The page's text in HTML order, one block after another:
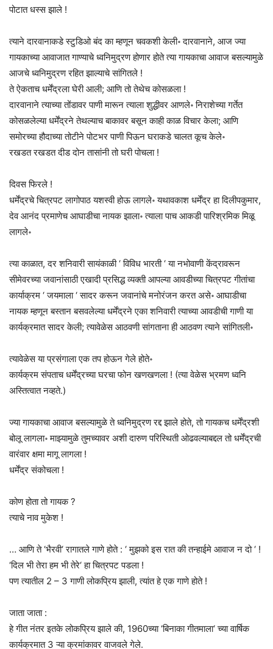
पोटात धस्स झाले !
त्याने दारवानाकडे स्टुडिओ बंद का म्हणून चवकशी केली॰ दारवानाने, आज ज्या
गायकाच्या आवाजात गाण्याचे ध्वनिमुद्रण होणार होते त्या गायकाचा आवाज बसल्यामुळे
आजचे ध्वनिमुद्रण रहित झाल्याचे सांगितले !
ते ऐकताच धर्मेंद्रला घेरी आली; आणि तो तेथेच कोसळला !
दारवानाने त्याच्या तोंडावर पाणी मारून त्याला शुद्धीवर आणले॰ निराशेच्या गर्तेत
कोसळलेल्या धर्मेंद्रने तेथल्याच बाकावर बसून काही काळ विचार केला; आणि
समोरच्या हौदाच्या तोटीने पोटभर पाणी पिऊन घराकडे चालत कूच केले॰
रखडत रखडत दीड दोन तासांनी तो घरी पोचला !
दिवस फिरले !
धर्मेंद्रचे चित्रपट लागोपाठ यशस्वी होऊ लागले॰ यथावकाश धर्मेंद्र हा दिलीपकुमार,
देव आनंद प्रमाणेच आघाडीचा नायक झाला॰ त्याला पाच आकडी पारिश्रमिक मिळू
लागले॰
त्या काळात, दर शनिवारी सायंकाळी ‘ विविध भारती ‘ या नभोवाणी केंद्रावरून
सीमेवरच्या जवानांसाठी एखादी प्रसिद्ध व्यक्ती आपल्या आवडीच्या चित्रपट गीतांचा
कार्याक्रम ‘ जयमाला ‘ सादर करून जवानांचे मनोरंजन करत असे॰ आघाडीचा
नायक म्हणून बस्तान बसवलेल्या धर्मेंद्रने एका शनिवारी त्याच्या आवडीची गाणी या
कार्यक्रमात सादर केली; त्यावेळेस आठवणी सांगताना ही आठवण त्याने सांगितली॰
त्यावेळेस या प्रसंगाला एक तप होऊन गेले होते॰
कार्यक्रम संपताच धर्मेंद्रच्या घरचा फोन खणखणला ! (त्या वेळेस भ्रमण ध्वनि
अस्तित्वात नव्हते.)
ज्या गायकाचा आवाज बसल्यामुळे ते ध्वनिमुद्रण रद्द झाले होते, तो गायकच धर्मेंद्रशी
बोलू लागला॰ माझ्यामुळे तुमच्यावर अशी दारुण परिस्थिती ओढवल्याबद्दल तो धर्मेंद्रची
वारंवार क्षमा मागू लागला !
धर्मेंद्र संकोचला !
कोण होता तो गायक ?
त्याचे नाव मुकेश !
… आणि ते ‘भैरवी‘ रागातले गाणे होते : ‘ मुझको इस रात की तन्हाईमे आवाज न दो ‘ !
‘दिल भी तेरा हम भी तेरे‘ हा चित्रपट पडला !
पण त्यातील 2 – 3 गाणी लोकप्रिय झाली, त्यांत हे एक गाणे होते !
जाता जाता :
हे गीत नंतर इतके लोकप्रिय झाले की, 1960च्या ‘बिनाका गीतमाला‘ च्या वार्षिक
कार्यक्रमात 3 ऱ्या क्रमांकावर वाजवले गेले.